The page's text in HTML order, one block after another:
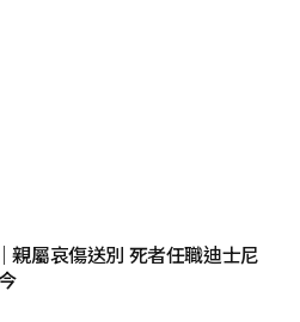
親屬哀傷送別 死者任職迪士尼